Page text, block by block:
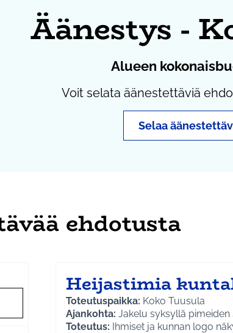
Äänestys -
Alueen
Voit selata äänestettäviä
Selaa
ehdotusta
Heijastimia
Toteutuspaikka: Koko Tuusula
Ajankohta: Jakelu syksyllä pimeiden
Toteutus: Ihmiset ja kunnan logo